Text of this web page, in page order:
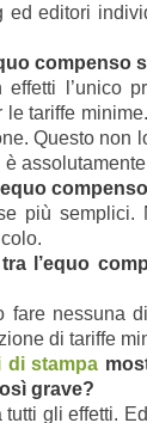
ed editori
compenso
l’unico
le tariffe
Questo non
più semplici.
l’equo
fare nessuna
di tariffe
di stampa
grave?
gli effetti.